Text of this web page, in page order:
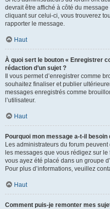
devrait être affiché à côté du
cliquant sur celui-ci, vous trouverez
rapporter le message.
Haut
À quoi sert le bouton « Enregistrer
rédaction d’un sujet ?
Il vous permet d’enregistrer comme
souhaitez finaliser et publier
messages enregistrés comme
l’utilisateur.
Haut
Pourquoi mon message a-t-il besoin
Les administrateurs du forum
les messages que vous rédigez sur
vous ayez été placé dans un groupe
Pour plus d’informations, veuillez
Haut
Comment puis-je remonter mes